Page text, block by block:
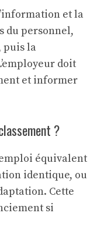
et la
du personnel,
puis la
doit
et informer
?
équivalent
identique, ou
Cette
si